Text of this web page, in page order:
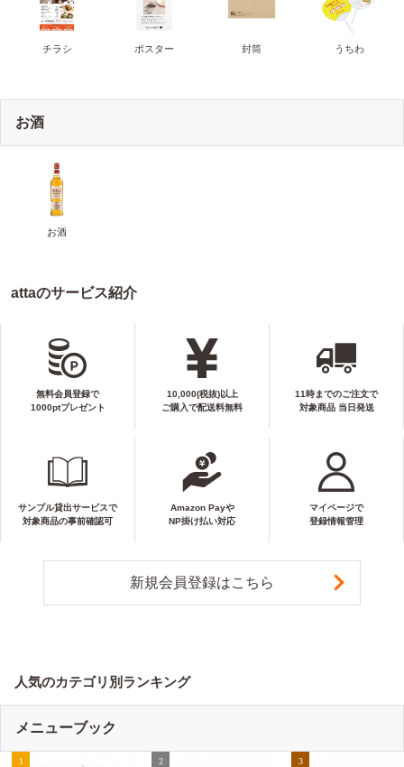
チラシ ポスター 封筒 うちわ
お酒
お酒
attaのサービス紹介
無料会員登録で
1000ptプレゼント
10,000(税抜)以上
ご購入で配送料無料
11時までのご注文で
対象商品 当日発送
サンプル貸出サービスで
対象商品の事前確認可
Amazon Payや
NP掛け払い対応
マイページで
登録情報管理
新規会員登録はこちら
人気のカテゴリ別ランキング
メニューブック